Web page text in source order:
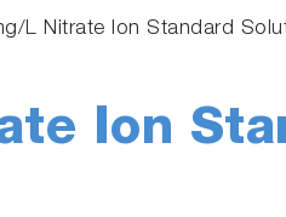
L Nitrate Ion Standard
Ion